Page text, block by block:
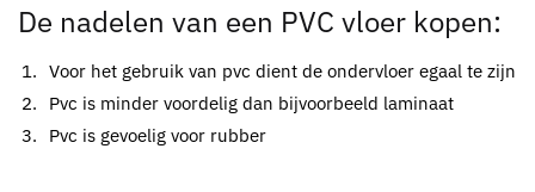
De nadelen van een PVC vloer kopen:
Voor het gebruik van pvc dient de ondervloer egaal te zijn
Pvc is minder voordelig dan bijvoorbeeld laminaat
Pvc is gevoelig voor rubber